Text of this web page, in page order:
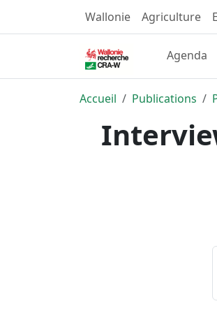
Wallonie Agriculture
Agenda
Accueil Publications